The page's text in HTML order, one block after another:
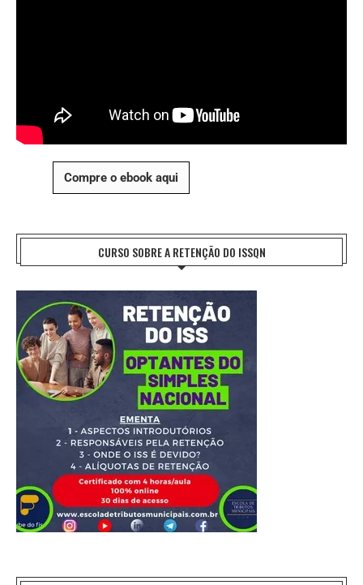
Compre o ebook aqui
CURSO SOBRE A RETENÇÃO DO ISSQN